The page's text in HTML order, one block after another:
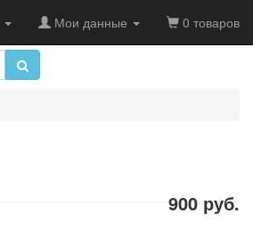
Мои данные 0 товаров
900 руб.